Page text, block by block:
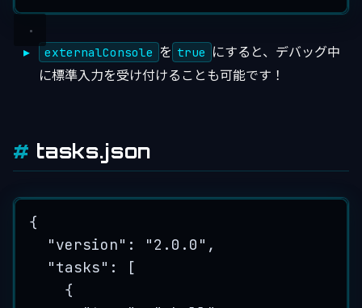
externalConsole を true にすると、デバッグ中
に標準入力を受け付けることも可能です！
tasks.json
{
"version" : "2.0.0 " ,
"tasks" : [
{